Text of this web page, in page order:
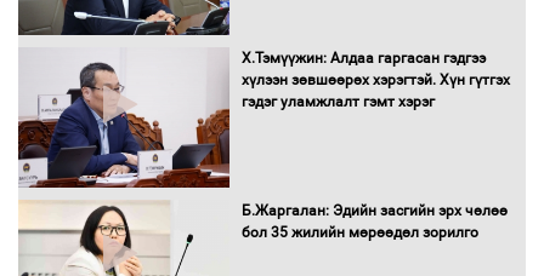
Автобензин, дизель түлшний онцгой
албан татварыг тэглэлээ
Санхүүгийн хэмнэлтийн горимд эрүүл
мэндийн салбар хамаарахгүй
Х.Тэмүүжин: Алдаа гаргасан гэдгээ
хүлээн зөвшөөрөх хэрэгтэй. Хүн гүтгэх
гэдэг уламжлалт гэмт хэрэг
Б.Жаргалан: Эдийн засгийн эрх чөлөө
бол 35 жилийн мөрөөдөл зорилго